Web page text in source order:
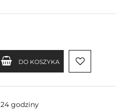
DO KOSZYKA
24 godziny